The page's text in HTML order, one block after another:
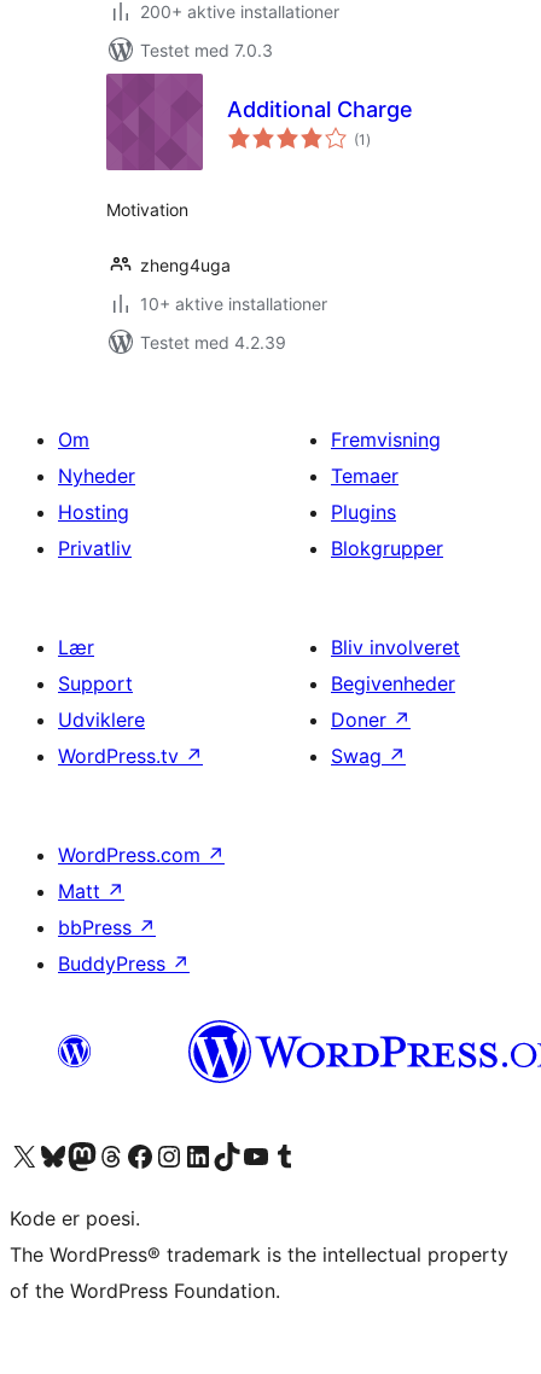
200+ aktive installationer
Testet med 7.0.3
Additional Charge
(1 totale
bedømmelser
)
Motivation
zheng4uga
10+ aktive installationer
Testet med 4.2.39
Om
Nyheder
Hosting
Privatliv
Fremvisning
Temaer
Plugins
Blokgrupper
Lær
Support
Udviklere
WordPress.tv ↗
Bliv involveret
Begivenheder
Doner ↗
Swag ↗
WordPress.com ↗
Matt ↗
bbPress ↗
BuddyPress ↗
Besøg vores X (tidligere Twitter) konto
Besøg vores Bluesky-konto
Besøg vores Mastodon konto
Besøg vores Threads-konto
Besøg vores Facebook sideBesøg vores Instagram konto
Besøg vores LinkedIn konto
Besøg vores TikTok-konto
Besøg vores YouTube-kanalBesøg vores Tumblr-konto
Kode er poesi.
The WordPress® trademark is the intellectual property
of the WordPress Foundation.